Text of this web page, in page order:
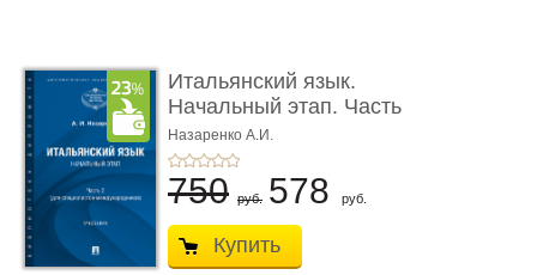
Итальянский язык.
Начальный этап. Часть
2. Учеб� ...
Назаренко А.И.
750 руб. 578 руб.
Купить